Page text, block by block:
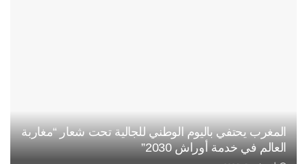
المغرب يحتفي باليوم الوطني للجالية تحت شعار “مغاربة
العالم في خدمة أوراش 2030”